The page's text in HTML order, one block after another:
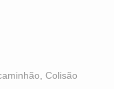
Colisão